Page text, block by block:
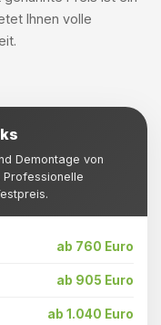
Ihnen volle
Demontage von
ab 760 Euro
ab 905 Euro
ab 1.040 Euro